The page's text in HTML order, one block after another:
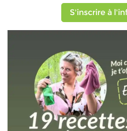
S'inscrire à